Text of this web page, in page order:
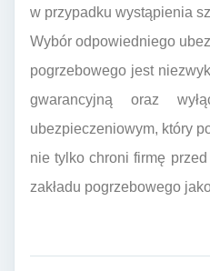
w przypadku wystąpienia
Wybór odpowiedniego
pogrzebowego jest
gwarancyjną oraz
ubezpieczeniowym, który
nie tylko chroni firmę
zakładu pogrzebowego